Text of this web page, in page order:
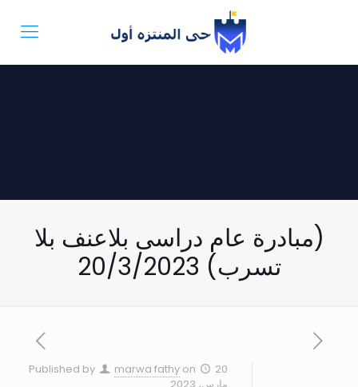
(مبادرة عام دراسى بلاعنف بلا
تسرب) 20/3/2023
Published by marwa fathy on
20